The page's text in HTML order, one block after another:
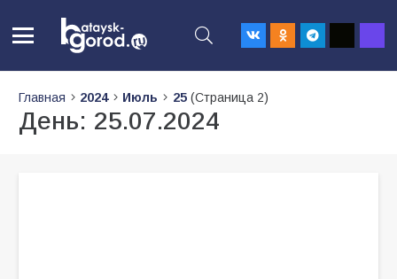
Главная 2024 Июль 25(Страница 2)
День: 25.07.2024